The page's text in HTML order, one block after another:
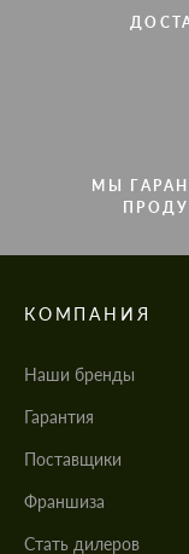
МЫ
КОМПАНИЯ
Наши бренды
Гарантия
Поставщики
Франшиза
Стать дилеров